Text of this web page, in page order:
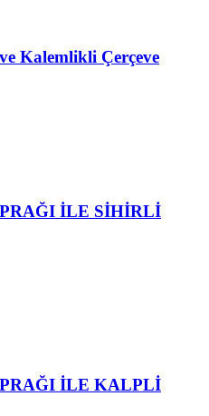
Kalemlikli Çerçeve
İLE SİHİRLİ
İLE KALPLİ